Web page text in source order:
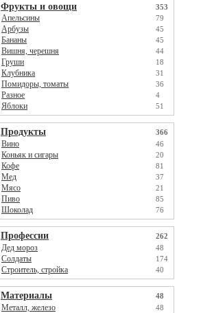
Фрукты и овощи 353
Апельсины 79
Арбузы 45
Бананы 45
Вишня, черешня 44
Груши 18
Клубника 31
Помидоры, томаты 36
Разное 4
Яблоки 51
Продукты 366
Вино 46
Коньяк и сигары 20
Кофе 81
Мед 37
Мясо 21
Пиво 85
Шоколад 76
Профессии 262
Дед мороз 48
Солдаты 174
Строитель, стройка 40
Материалы 48
Металл, железо 48